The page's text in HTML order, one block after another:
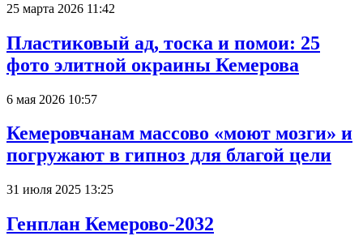
25 марта 2026 11:42
Пластиковый ад, тоска и помои: 25
фото элитной окраины Кемерова
6 мая 2026 10:57
Кемеровчанам массово «моют мозги» и
погружают в гипноз для благой цели
31 июля 2025 13:25
Генплан Кемерово-2032